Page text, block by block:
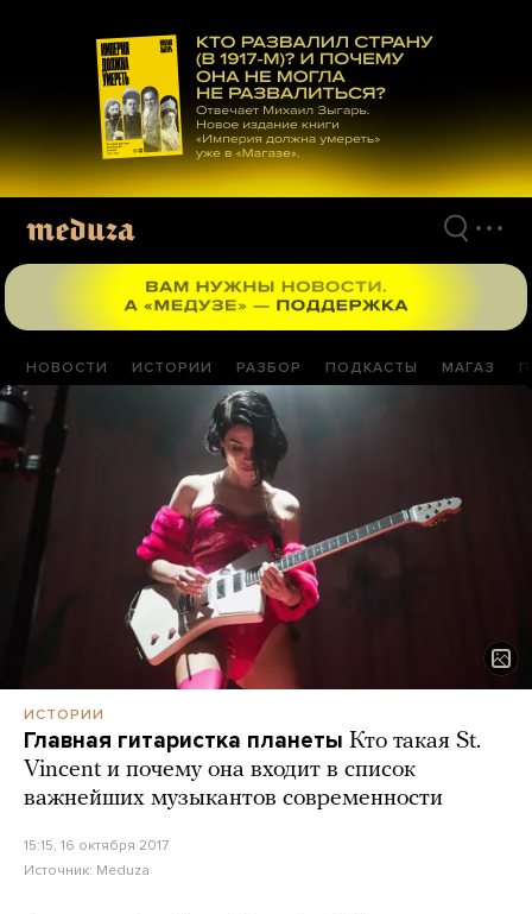
материалам
НОВОСТИ ИСТОРИИ РАЗБОР ПОДКАСТЫ МАГАЗ
ИСТОРИИ
Главная гитаристка планеты Кто такая St.
Vincent и почему она входит в список
важнейших музыкантов современности
15:15, 16 октября 2017
Источник: Meduza